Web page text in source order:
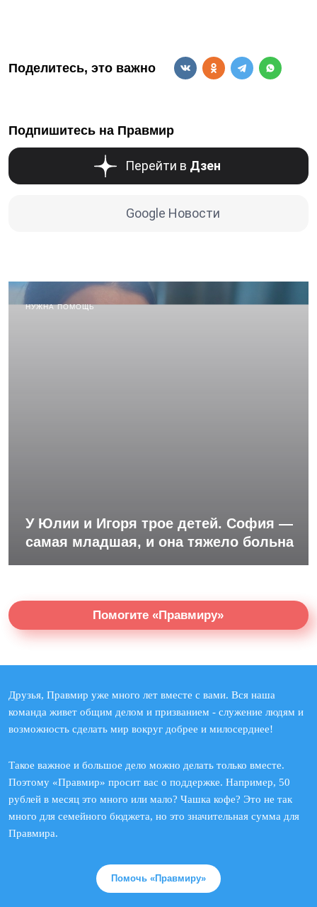
Поделитесь, это важно
Подпишитесь на Правмир
Перейти в Дзен
Google Новости
НУЖНА ПОМОЩЬ
У Юлии и Игоря трое детей. София —
самая младшая, и она тяжело больна
Помогите «Правмиру»
Друзья, Правмир уже много лет вместе с вами. Вся наша
команда живет общим делом и призванием - служение людям и
возможность сделать мир вокруг добрее и милосерднее!
Такое важное и большое дело можно делать только вместе.
Поэтому «Правмир» просит вас о поддержке. Например, 50
рублей в месяц это много или мало? Чашка кофе? Это не так
много для семейного бюджета, но это значительная сумма для
Правмира.
Помочь «Правмиру»